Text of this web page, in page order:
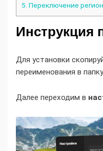
5. Переключение
Инструкция
Для установки
переименования в
Далее переходим в